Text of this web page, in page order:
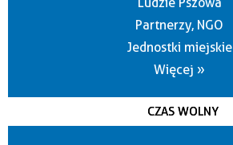
Ludzie Pszowa
Partnerzy, NGO
Jednostki miejskie
Więcej »
CZAS WOLNY